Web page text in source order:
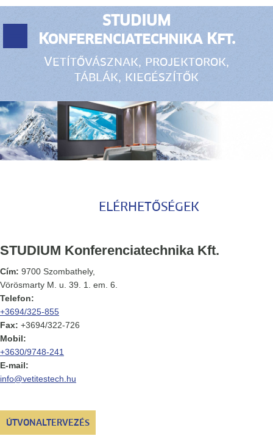
STUDIUM
Konferenciatechnika Kft.
Vetítővásznak, projektorok,
táblák, kiegészítők
ELÉRHETŐSÉGEK
STUDIUM Konferenciatechnika Kft.
Cím: 9700 Szombathely,
Vörösmarty M. u. 39. 1. em. 6.
Telefon:
+3694/325-855
Fax: +3694/322-726
Mobil:
+3630/9748-241
E-mail:
info@vetitestech.hu
ÚTVONALTERVEZÉS